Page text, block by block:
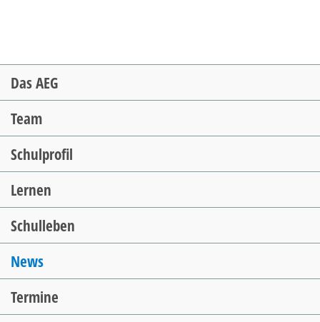
Navigation
überspringen
Das AEG
Team
Schulprofil
Lernen
Schulleben
News
Termine